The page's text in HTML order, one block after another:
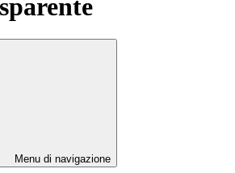
Menu di navigazione